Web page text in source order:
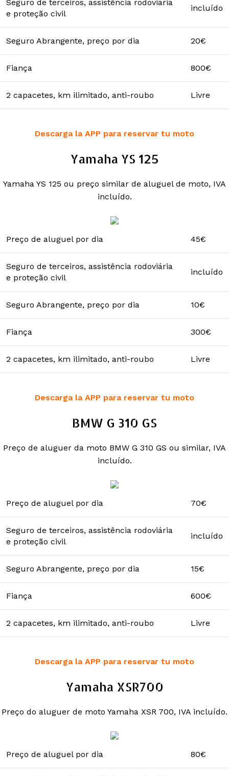
Seguro de terceiros, assistência rodoviária
e proteção civil
incluído
Seguro Abrangente, preço por dia 20€
Fiança 800€
2 capacetes, km ilimitado, anti-roubo Livre
Descarga la APP para reservar tu moto
Yamaha YS 125
Yamaha YS 125 ou preço similar de aluguel de moto, IVA
incluído.
Preço de aluguel por dia 45€
Seguro de terceiros, assistência rodoviária
e proteção civil
incluído
Seguro Abrangente, preço por dia 10€
Fiança 300€
2 capacetes, km ilimitado, anti-roubo Livre
Descarga la APP para reservar tu moto
BMW G 310 GS
Preço de aluguer da moto BMW G 310 GS ou similar, IVA
incluído.
Preço de aluguel por dia 70€
Seguro de terceiros, assistência rodoviária
e proteção civil
incluído
Seguro Abrangente, preço por dia 15€
Fiança 600€
2 capacetes, km ilimitado, anti-roubo Livre
Descarga la APP para reservar tu moto
Yamaha XSR700
Preço do aluguer de moto Yamaha XSR 700, IVA incluído.
Preço de aluguel por dia 80€